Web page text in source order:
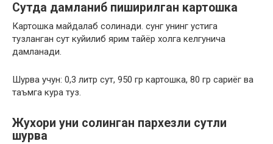
Сутда дамланиб пиширилган картошка
Картошка майдалаб солинади. сунг унинг устига
тузланган сут куйилиб ярим тайёр холга келгунича
дамланади.
Шурва учун: 0,3 литр сут, 950 гр картошка, 80 гр сариёг ва
таъмга кура туз.
Жухори уни солинган пархезли сутли
шурва